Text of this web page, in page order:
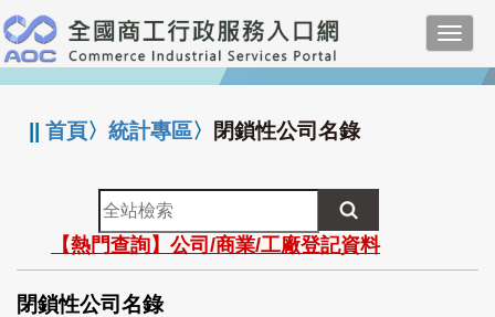
跳
到
主
要
:::
||首頁〉統計專區〉 閉鎖性公司名錄
全
站
檢
索
【熱門查詢】公司/商業/工廠登記資料
閉鎖性公司名錄